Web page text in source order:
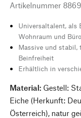
Artikelnummer
Universaltalent, als
Wohnraum und Büro
Massive und
Beinfreiheit
Erhältlich in
Material: Gestell:
Eiche (Herkunft:
Österreich), natur